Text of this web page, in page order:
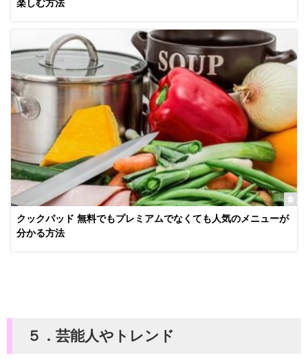
楽しむ方法
食
クックパッド 無料でもプレミアムでなくても人気のメニューが
分かる方法
５．芸能人やトレンド